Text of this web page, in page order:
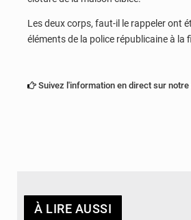
Les deux corps, faut-il le rappeler ont
éléments de la police républicaine à la
Suivez l'information en direct sur notre
À LIRE AUSSI